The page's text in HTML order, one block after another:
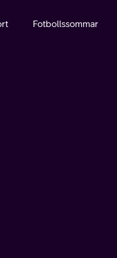
Fotbollssommar